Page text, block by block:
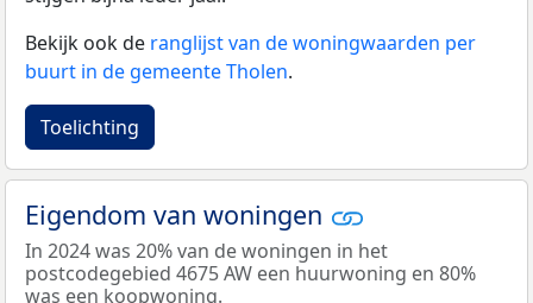
Bekijk ook de ranglijst van de woningwaarden per
buurt in de gemeente Tholen.
Toelichting
Eigendom van woningen
In 2024 was 20% van de woningen in het
postcodegebied 4675 AW een huurwoning en 80%
was een koopwoning.